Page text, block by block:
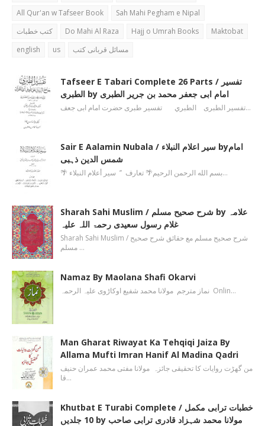
All Qur'an w Tafseer Book
Sah Mahi Pegham e Nipal
کتب خطبات
Do Mahi Al Raza Hajj o Umrah Books
Maktobat
english
us مسائل قربانی کتب
Tafseer E Tabari Complete 26 Parts / تفسیر
الطبری by امام ابی جعفر محمد بن جریر الطبری
تفسیر الطبری الطبري تفسیر طبری حضرت امام ابی جعف…
Sair E Aalamin Nubala / سیر اعلام النبلاء byامام
شمس الدین ذہبی
🌴 بسم الله الرحمن الرحیم🌴 تعارف ’’ سیر أعلام النبلاء…
Sharah Sahi Muslim / شرح صحیح مسلم by علامہ
غلام رسول سعیدی رحمۃ اللہ علیہ
Sharah Sahi Muslim / شرح صحیح مسلم مع حقائق شرح صحیح
مسلم …
Namaz By Maolana Shafi Okarvi
نماز مترجم مولانا محمد شفیع اوکاڑوی علیہ الرحمہ Onlin…
Man Gharat Riwayat Ka Tehqiqi Jaiza By
Allama Mufti Imran Hanif Al Madina Qadri
من گھڑت روایات کا تحقیقی جائزہ مولانا مفتی محمد عمران حنیف
قا…
Khutbat E Turabi Complete / خطبات ترابی مکمل
10 جلدیں by مولانا محمد شہزاد قادری ترابی صاحب